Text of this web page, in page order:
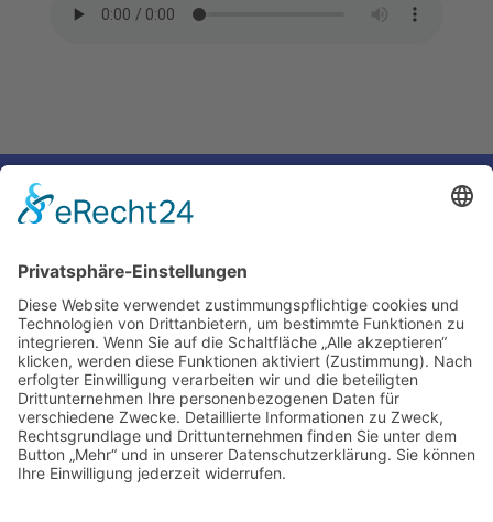
Impressum
Ralf Krauter – Science Reporter
Mehlemer Str. 15, 50968 Köln
USt-IdNr.: DE258510696
Kontakt
Tel.: 0221 / 27 18 396